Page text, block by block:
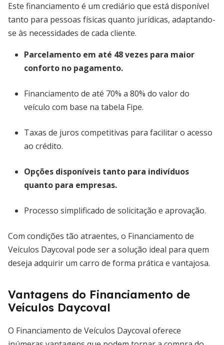
Este financiamento é um crediário que está disponível
tanto para pessoas físicas quanto jurídicas, adaptando-
se às necessidades de cada cliente.
Parcelamento em até 48 vezes para maior
conforto no pagamento.
Financiamento de até 70% a 80% do valor do
veículo com base na tabela Fipe.
Taxas de juros competitivas para facilitar o acesso
ao crédito.
Opções disponíveis tanto para indivíduos
quanto para empresas.
Processo simplificado de solicitação e aprovação.
Com condições tão atraentes, o Financiamento de
Veículos Daycoval pode ser a solução ideal para quem
deseja adquirir um carro de forma prática e vantajosa.
Vantagens do Financiamento de
Veículos Daycoval
O Financiamento de Veículos Daycoval oferece